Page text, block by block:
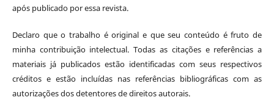
após publicado por essa revista.
Declaro que o trabalho é original e que seu conteúdo é fruto de
minha contribuição intelectual. Todas as citações e referências a
materiais já publicados estão identificadas com seus respectivos
créditos e estão incluídas nas referências bibliográficas com as
autorizações dos detentores de direitos autorais.